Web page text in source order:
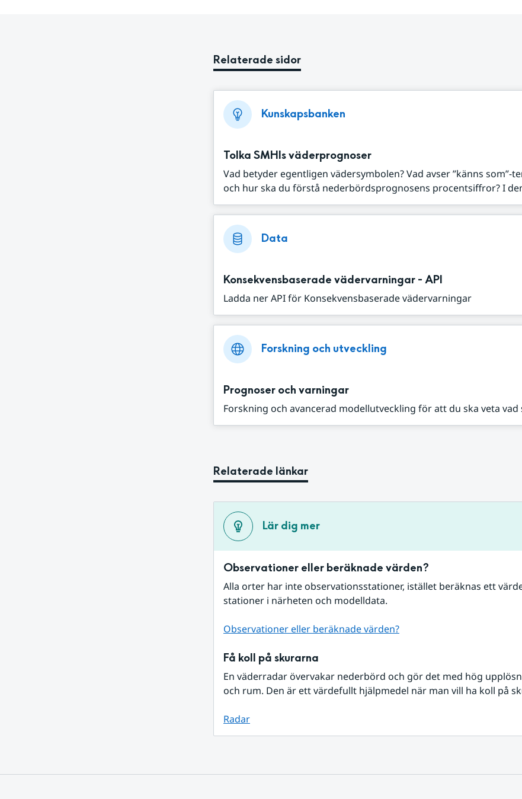
Relaterade sidor
Kunskapsbanken
Tolka SMHIs väderprognoser
Vad betyder egentligen vädersymbolen? Vad avser ”känns som”-
och hur ska du förstå nederbördsprognosens procentsiffror? I
Data
Konsekvensbaserade vädervarningar - API
Ladda ner API för Konsekvensbaserade vädervarningar
Forskning och utveckling
Prognoser och varningar
Forskning och avancerad modellutveckling för att du ska veta vad
Relaterade länkar
Lär dig mer
Observationer eller beräknade värden?
Alla orter har inte observationsstationer, istället beräknas ett
stationer i närheten och modelldata.
Observationer eller beräknade värden?
Få koll på skurarna
En väderradar övervakar nederbörd och gör det med hög
och rum. Den är ett värdefullt hjälpmedel när man vill ha koll på
Radar